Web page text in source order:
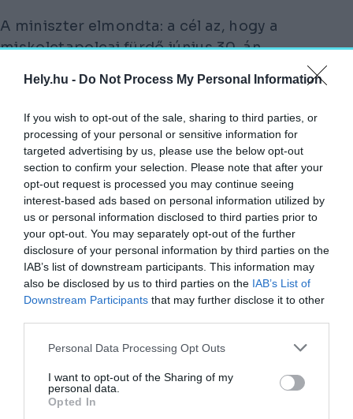
Hely.hu - Do Not Process My Personal Information
If you wish to opt-out of the sale, sharing to third parties, or
processing of your personal or sensitive information for
targeted advertising by us, please use the below opt-out
section to confirm your selection. Please note that after your
opt-out request is processed you may continue seeing
interest-based ads based on personal information utilized by
us or personal information disclosed to third parties prior to
your opt-out. You may separately opt-out of the further
disclosure of your personal information by third parties on the
IAB’s list of downstream participants. This information may
also be disclosed by us to third parties on the IAB’s List of
Downstream Participants that may further disclose it to other
Personal Data Processing Opt Outs
I want to opt-out of the Sharing of my
personal data.
Opted In
A miniszter elmondta: a cél az, hogy a
miskolctapolcai fürdő június 30-án
FORINTRA VAN SZÜKSÉG.
Lázár a kormány első idei ülésén javasolni
fogja, hogy Miskolc soron kívül kapja meg ezt
az összeget, amivel az ideiglenes újjáépítést
megoldhatják, később pedig további
fejlesztésekre lesz szükség.
A diósgyőri várról is beszélt Lázár János:
elmondása szerint idén rendezik és
statikailag megóvják a veszélybe került
tornyát. Emellett pedig dönteni kell az
funkcióiról is. A kormány eddig 16 milliárd
forintot költött a diósgyőri vár újjáépítésére.